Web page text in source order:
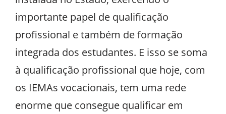
importante papel de qualificação
profissional e também de formação
integrada dos estudantes. E isso se soma
à qualificação profissional que hoje, com
os IEMAs vocacionais, tem uma rede
enorme que consegue qualificar em